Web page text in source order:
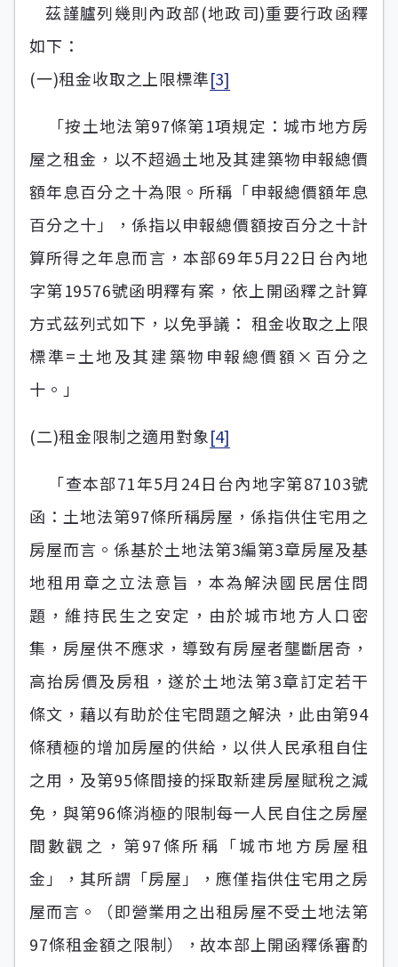
茲謹臚列幾則內政部(地政司)重要行政函釋
如下：
(一)租金收取之上限標準[3]
「按土地法第97條第1項規定：城市地方房
屋之租金，以不超過土地及其建築物申報總價
額年息百分之十為限。所稱「申報總價額年息
百分之十」，係指以申報總價額按百分之十計
算所得之年息而言，本部69年5月22日台內地
字第19576號函明釋有案，依上開函釋之計算
方式茲列式如下，以免爭議： 租金收取之上限
標準=土地及其建築物申報總價額×百分之
十。」
(二)租金限制之適用對象[4]
「查本部71年5月24日台內地字第87103號
函：土地法第97條所稱房屋，係指供住宅用之
房屋而言。係基於土地法第3編第3章房屋及基
地租用章之立法意旨，本為解決國民居住問
題，維持民生之安定，由於城市地方人口密
集，房屋供不應求，導致有房屋者壟斷居奇，
高抬房價及房租，遂於土地法第3章訂定若干
條文，藉以有助於住宅問題之解決，此由第94
條積極的增加房屋的供給，以供人民承租自住
之用，及第95條間接的採取新建房屋賦稅之減
免，與第96條消極的限制每一人民自住之房屋
間數觀之，第97條所稱「城市地方房屋租
金」，其所謂「房屋」，應僅指供住宅用之房
屋而言。（即營業用之出租房屋不受土地法第
97條租金額之限制），故本部上開函釋係審酌